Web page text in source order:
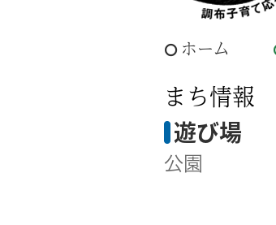
ホーム
まち情報
遊び場
公園